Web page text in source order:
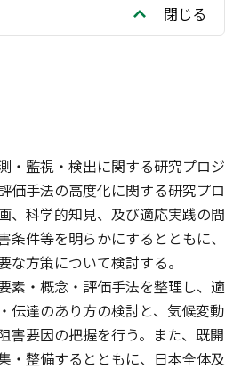
山田 正人
福島地域協働研究拠
点
ム領域
花崎 直太
気候変動適応センタ
ー
福島地域協働研究拠
点
働研究拠
小熊 宏之
生物多様性領域
角谷 拓
閉じる
・監視・検出に関する研究プロジ
価手法の高度化に関する研究プロ
、科学的知見、及び適応実践の間
条件等を明らかにするとともに、
方策について検討する。
素・概念・評価手法を整理し、適
伝達のあり方の検討と、気候変動
害要因の把握を行う。また、既開
・整備するとともに、日本全体及